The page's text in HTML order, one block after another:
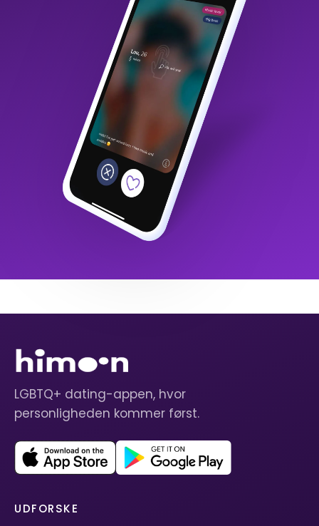
LGBTQ+ dating-appen, hvor
personligheden kommer først.
UDFORSKE